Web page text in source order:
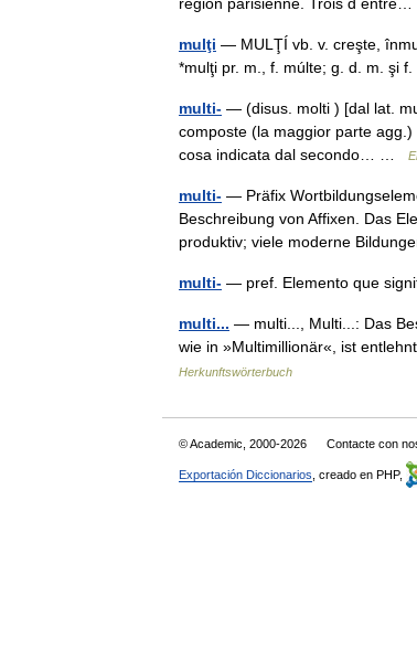
mulţi — MULŢÍ vb. v. creşte,
*mulţi pr. m., f. múlte; g. d. m. şi
multi- — (disus. molti ) [dal lat.
composte (la maggior parte
cosa indicata dal secondo… …
multi- — Präfix
Beschreibung von Affixen. Das
produktiv; viele moderne
multi- — pref. Elemento que
multi... — multi..., Multi...: Das
wie in »Multimillionär«, ist
Herkunftswörterbuch
© Academic, 2000-2026 Contacte con
Exportación Diccionarios , creado en PHP,